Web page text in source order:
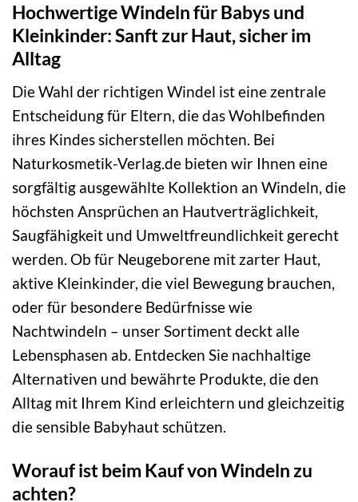
Hochwertige Windeln für Babys und
Kleinkinder: Sanft zur Haut, sicher im
Alltag
Die Wahl der richtigen Windel ist eine zentrale
Entscheidung für Eltern, die das Wohlbefinden
ihres Kindes sicherstellen möchten. Bei
Naturkosmetik-Verlag.de bieten wir Ihnen eine
sorgfältig ausgewählte Kollektion an Windeln, die
höchsten Ansprüchen an Hautverträglichkeit,
Saugfähigkeit und Umweltfreundlichkeit gerecht
werden. Ob für Neugeborene mit zarter Haut,
aktive Kleinkinder, die viel Bewegung brauchen,
oder für besondere Bedürfnisse wie
Nachtwindeln – unser Sortiment deckt alle
Lebensphasen ab. Entdecken Sie nachhaltige
Alternativen und bewährte Produkte, die den
Alltag mit Ihrem Kind erleichtern und gleichzeitig
die sensible Babyhaut schützen.
Worauf ist beim Kauf von Windeln zu
achten?